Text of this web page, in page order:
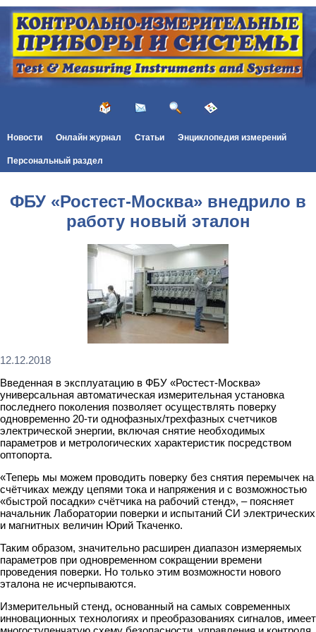
Новости Онлайн журнал Статьи Энциклопедия измерений
Персональный раздел
ФБУ «Ростест-Москва» внедрило в
работу новый эталон
12.12.2018
Введенная в эксплуатацию в ФБУ «Ростест-Москва»
универсальная автоматическая измерительная установка
последнего поколения позволяет осуществлять поверку
одновременно 20-ти однофазных/трехфазных счетчиков
электрической энергии, включая снятие необходимых
параметров и метрологических характеристик посредством
оптопорта.
«Теперь мы можем проводить поверку без снятия перемычек на
счётчиках между цепями тока и напряжения и с возможностью
«быстрой посадки» счётчика на рабочий стенд», – поясняет
начальник Лаборатории поверки и испытаний СИ электрических
и магнитных величин Юрий Ткаченко.
Таким образом, значительно расширен диапазон измеряемых
параметров при одновременном сокращении времени
проведения поверки. Но только этим возможности нового
эталона не исчерпываются.
Измерительный стенд, основанный на самых современных
инновационных технологиях и преобразованиях сигналов, имеет